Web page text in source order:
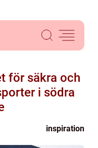
för säkra och
i södra
inspiration